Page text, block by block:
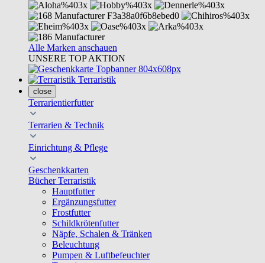
Alle Marken anschauen
UNSERE TOP AKTION
Terraristik
close
Terrarientierfutter
Terrarien & Technik
Einrichtung & Pflege
Geschenkkarten
Bücher Terraristik
Hauptfutter
Ergänzungsfutter
Frostfutter
Schildkrötenfutter
Näpfe, Schalen & Tränken
Beleuchtung
Pumpen & Luftbefeuchter